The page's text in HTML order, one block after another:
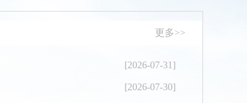
更多>>
[2026-07-31]
[2026-07-30]